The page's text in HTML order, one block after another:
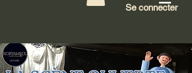
Se connecter